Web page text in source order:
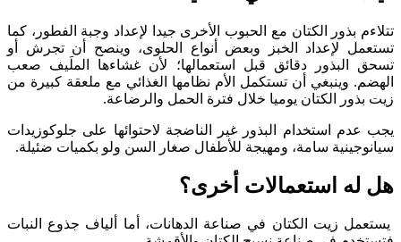
بذور الكتان مع الحبوب الأخرى جيدا لإعداد وجبة الفطور، كما
لإعداد الخبز وبعض أنواع الحلوى، وينصح أن تجرش أو
البذور دقائق قبل استعمالها؛ لأن غشاءها الملَيف صعب
وينبغي أن تستكمل الأم نظامها الغذائي مع ملعقة كبيرة من
الكتان يوميا خلال فترة الحمل والرضاعة.
استخدام البذور غير الناضجة لاحتوائها على جلوكوزيدات
سامة، ومهيجة للأطفال صغار السن ولو بكميات ضئيلة.
استعمالات أخرى؟
زيت الكتان في صناعة الدهانات، أما ألياف جذوع النبات